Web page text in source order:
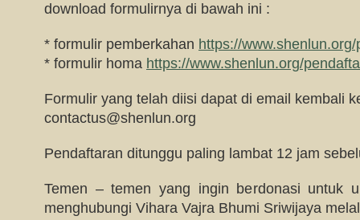
download formulirnya di bawah ini :
* formulir pemberkahan https://
* formulir homa https://www.shenlun.org/
Formulir yang telah diisi dapat di email kembali
contactus@shenlun.org
Pendaftaran ditunggu paling lambat 12 jam
Temen – temen yang ingin berdonasi untuk
menghubungi Vihara Vajra Bhumi Sriwijaya